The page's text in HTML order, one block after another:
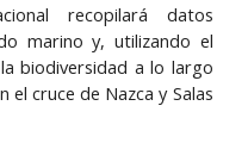
recopilará datos
marino y, utilizando el
biodiversidad a lo largo
cruce de Nazca y Salas